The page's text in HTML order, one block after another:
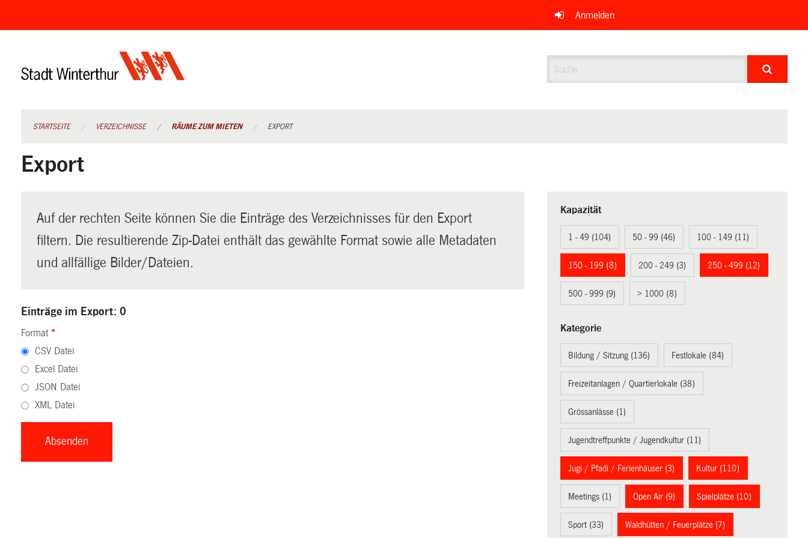
überspringen
Anmelden
STARTSEITE VERZEICHNISSE RÄUME ZUM MIETEN EXPORT
Export
Auf der rechten Seite können Sie die Einträge des Verzeichnisses für den Export
filtern. Die resultierende Zip-Datei enthält das gewählte Format sowie alle Metadaten
und allfällige Bilder/Dateien.
Einträge im Export: 0
Format *
CSV Datei
Excel Datei
JSON Datei
XML Datei
Kapazität
1 - 49 (104) 50 - 99 (46) 100 - 149 (11)
150 - 199 (8) 200 - 249 (3) 250 - 499 (12)
500 - 999 (9) > 1000 (8)
Kategorie
Bildung / Sitzung (136) Festlokale (84)
Freizeitanlagen / Quartierlokale (38)
Grössanlässe (1)
Jugendtreffpunkte / Jugendkultur (11)
Jugi / Pfadi / Ferienhäuser (3) Kultur (110)
Meetings (1) Open Air (9) Spielplätze (10)
Sport (33) Waldhütten / Feuerplätze (7)